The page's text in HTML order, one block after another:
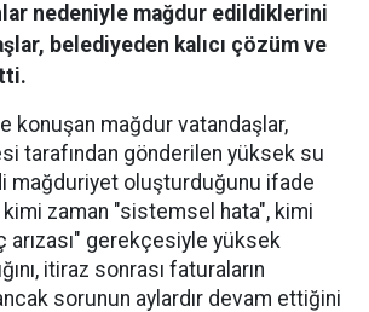
nedeniyle mağdur edildiklerini
belediyeden kalıcı çözüm ve
konuşan mağdur vatandaşlar,
tarafından gönderilen yüksek su
mağduriyet oluşturduğunu ifade
zaman "sistemsel hata", kimi
arızası" gerekçesiyle yüksek
itiraz sonrası faturaların
sorunun aylardır devam ettiğini